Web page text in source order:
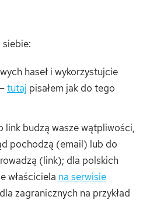
haseł i wykorzystujcie
tutaj pisałem jak do tego
link budzą wasze wątpliwości,
pochodzą (email) lub do
(link); dla polskich
właściciela na serwisie
zagranicznych na przykład